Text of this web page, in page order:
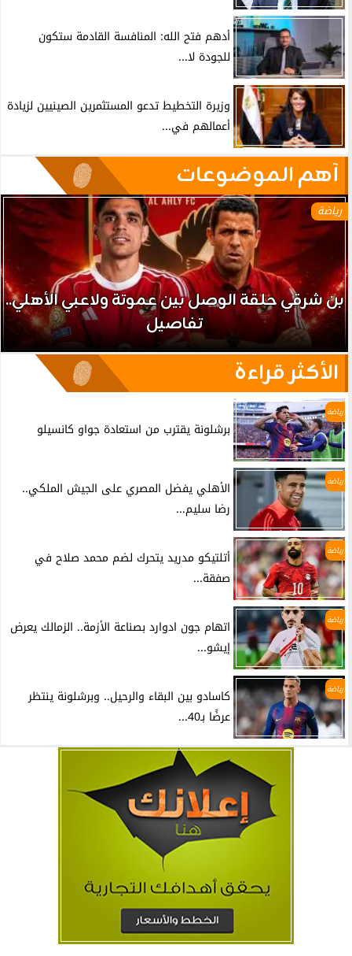
أدهم فتح الله: المنافسة القادمة ستكون
للجودة لا...
وزيرة التخطيط تدعو المستثمرين الصينيين لزيادة
أعمالهم في...
آهم الموضوعات
رياضة
بن شرقي حلقة الوصل بين عموتة ولاعبي الأهلي..
تفاصيل
الأكثر قراءة
رياضة
برشلونة يقترب من استعادة جواو كانسيلو
رياضة
الأهلي يفضل المصري على الجيش الملكي..
رضا سليم...
رياضة
أتلتيكو مدريد يتحرك لضم محمد صلاح في
صفقة...
رياضة
اتهام جون ادوارد بصناعة الأزمة.. الزمالك يعرض
إيشو...
رياضة
كاسادو بين البقاء والرحيل.. وبرشلونة ينتظر
عرضًا بـ40...